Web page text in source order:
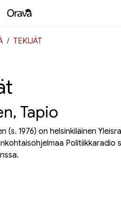
TEKIJÄT
Tapio
(s. 1976) on helsinkiläinen
Politiikkaradio